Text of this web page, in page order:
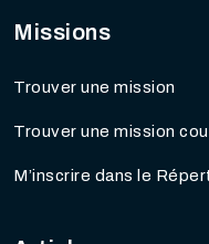
Missions
Trouver une mission
Trouver une mission
M’inscrire dans le